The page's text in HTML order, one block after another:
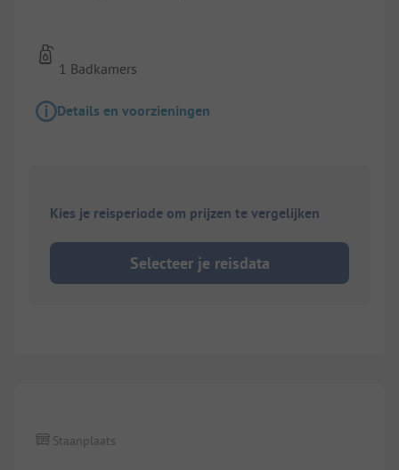
1 Badkamers
Details en voorzieningen
Kies je reisperiode om prijzen te vergelijken
Selecteer je reisdata
Staanplaats